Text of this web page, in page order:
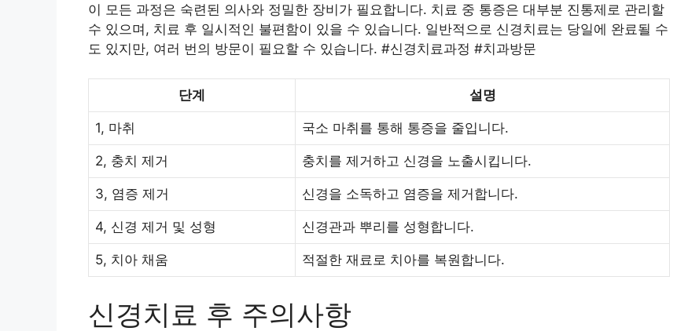
이 모든 과정은 숙련된 의사와 정밀한 장비가 필요합니다. 치료 중 통증은 대부분 진통제로 관리할
수 있으며, 치료 후 일시적인 불편함이 있을 수 있습니다. 일반적으로 신경치료는 당일에 완료될 수
도 있지만, 여러 번의 방문이 필요할 수 있습니다. #신경치료과정 #치과방문
단계 설명
1, 마취 국소 마취를 통해 통증을 줄입니다.
2, 충치 제거 충치를 제거하고 신경을 노출시킵니다.
3, 염증 제거 신경을 소독하고 염증을 제거합니다.
4, 신경 제거 및 성형 신경관과 뿌리를 성형합니다.
5, 치아 채움 적절한 재료로 치아를 복원합니다.
신경치료 후 주의사항